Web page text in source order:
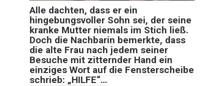
Alle dachten, dass er ein
hingebungsvoller Sohn sei, der seine
kranke Mutter niemals im Stich ließ.
Doch die Nachbarin bemerkte, dass
die alte Frau nach jedem seiner
Besuche mit zitternder Hand ein
einziges Wort auf die Fensterscheibe
schrieb: „HILFE“…